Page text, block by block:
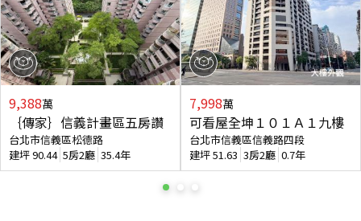
9,388萬
｛傳家｝信義計畫區五房讚
台北市信義區松德路
建坪90.44 5房2廳 35.4年
7,998萬
可看屋全坤１０１Ａ１九樓
台北市信義區信義路四段
建坪51.63 3房2廳 0.7年